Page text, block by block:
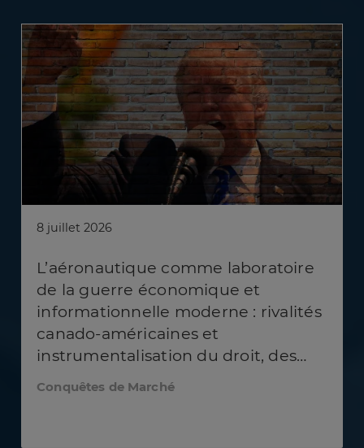
8 juillet 2026
L’aéronautique comme laboratoire
de la guerre économique et
informationnelle moderne : rivalités
canado-américaines et
instrumentalisation du droit, des
normes et du récit
Conquêtes de Marché